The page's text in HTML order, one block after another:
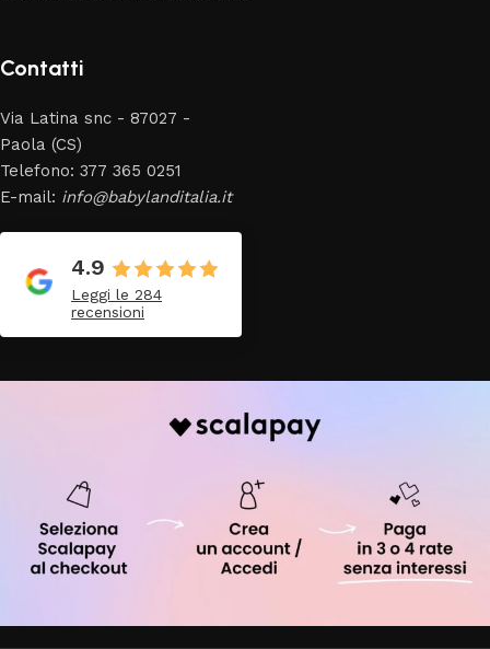
Contatti
Via Latina snc - 87027 -
Paola (CS)
Telefono: 377 365 0251
E-mail: info@babylanditalia.it
4.9
Leggi le 284
recensioni